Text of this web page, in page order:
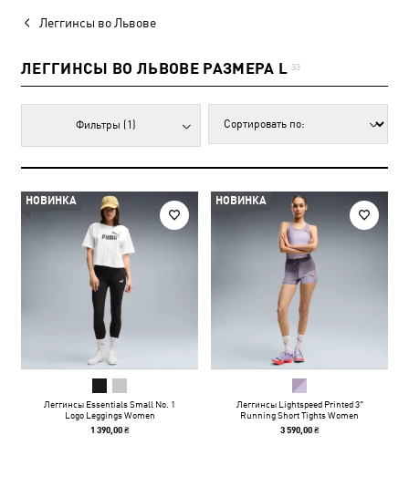
Леггинсы во Львове
ЛЕГГИНСЫ ВО ЛЬВОВЕ РАЗМЕРА L 33
Фильтры (1)
НОВИНКА
Леггинсы Essentials Small No. 1
Logo Leggings Women
1 390,00 ₴
НОВИНКА
Леггинсы Lightspeed Printed 3"
Running Short Tights Women
3 590,00 ₴